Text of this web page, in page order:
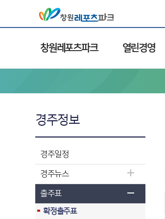
창원레포츠파크 열린경영
경주정보
경주일정
경주뉴스
출주표
확정출주표